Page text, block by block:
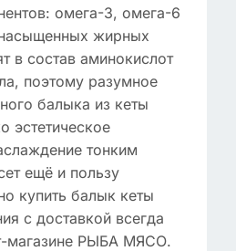
омега-3, омега-6
жирных
в состав аминокислот
поэтому разумное
балыка из кеты
эстетическое
тонким
ещё и пользу
купить балык кеты
с доставкой всегда
магазине РЫБА МЯСО.